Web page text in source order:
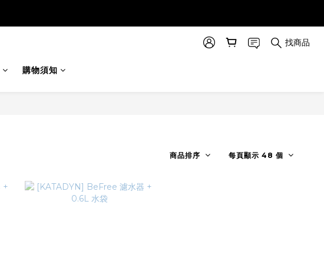
找商品
購物須知
商品排序 每頁顯示 48 個